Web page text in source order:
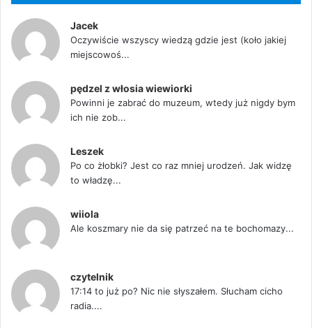
Jacek
Oczywiście wszyscy wiedzą gdzie jest (koło jakiej
miejscowoś...
pędzel z włosia wiewiorki
Powinni je zabrać do muzeum, wtedy już nigdy bym
ich nie zob...
Leszek
Po co żłobki? Jest co raz mniej urodzeń. Jak widzę
to władzę...
wiiola
Ale koszmary nie da się patrzeć na te bochomazy...
czytelnik
17:14 to już po? Nic nie słyszałem. Słucham cicho
radia....